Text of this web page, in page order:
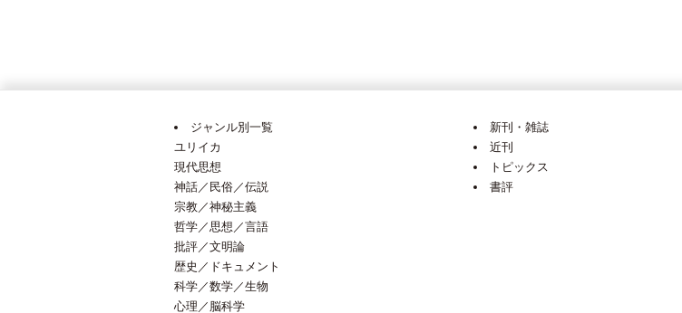
ジャンル別一覧
ユリイカ
現代思想
神話／民俗／伝説
宗教／神秘主義
哲学／思想／言語
批評／文明論
歴史／ドキュメント
科学／数学／生物
心理／脳科学
新刊・雑誌
近刊
トピックス
書評